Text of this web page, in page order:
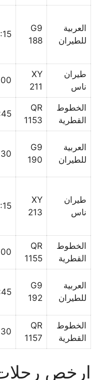
العربية
للطيران
G9
188
طيران
ناس
XY
211
الخطوط
القطرية
QR
1153
العربية
للطيران
G9
190
طيران
ناس
XY
213
الخطوط
القطرية
QR
1155
العربية
للطيران
G9
192
الخطوط
القطرية
QR
1157
ارخص